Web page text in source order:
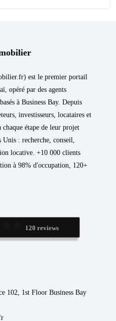
est le premier portail
opéré par des agents
à Business Bay. Depuis
investisseurs, locataires et
étape de leur projet
: recherche, conseil,
locative. +10 000 clients
à 98% d'occupation, 120+
120 reviews
102, 1st Floor Business Bay